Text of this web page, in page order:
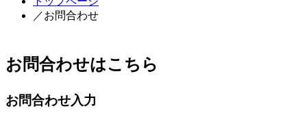
／お問合わせ
お問合わせはこちら
お問合わせ入力